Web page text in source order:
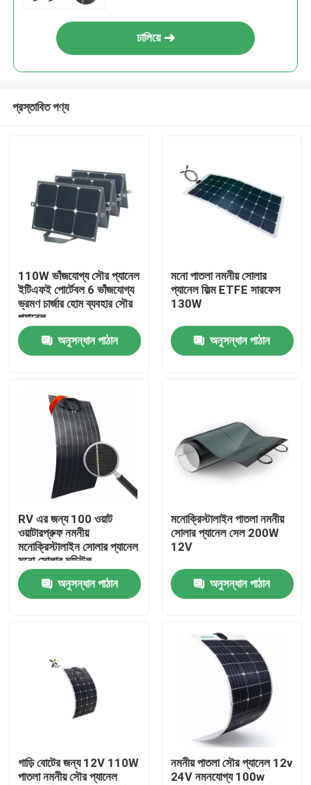
আমাদের সম্পর্কে
কারখানা ভ্রমণ
মান নিয়ন্ত্রণ
আমাদের সাথে যোগাযোগ করুন
সোলার জেনারেটর স্টেশন
সোলার প্যানেল জেনারেটর
চালিয়ে
প্রস্তাবিত পণ্য
110W ভাঁজযোগ্য সৌর প্যানেল
ইটিএফই পোর্টেবল 6 ভাঁজযোগ্য
ভ্রমণ চার্জার হোম ব্যবহার সৌর
প্যানেল
অনুসন্ধান পাঠান
মনো পাতলা নমনীয় সোলার
প্যানেল ফিল্ম ETFE সারফেস
130W
অনুসন্ধান পাঠান
RV এর জন্য 100 ওয়াট
ওয়াটারপ্রুফ নমনীয়
মনোক্রিস্টালাইন সোলার প্যানেল
মনো সোলার মডিউল
অনুসন্ধান পাঠান
মনোক্রিস্টালাইন পাতলা নমনীয়
সোলার প্যানেল সেল 200W
12V
অনুসন্ধান পাঠান
গাড়ি বোটের জন্য 12V 110W
পাতলা নমনীয় সৌর প্যানেল
নমনীয় পাতলা সৌর প্যানেল 12v
24V নমনযোগ্য 100w